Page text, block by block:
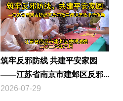
筑牢反邪防线 共建平安家园
——江苏省南京市建邺区反邪...
2026-07-29